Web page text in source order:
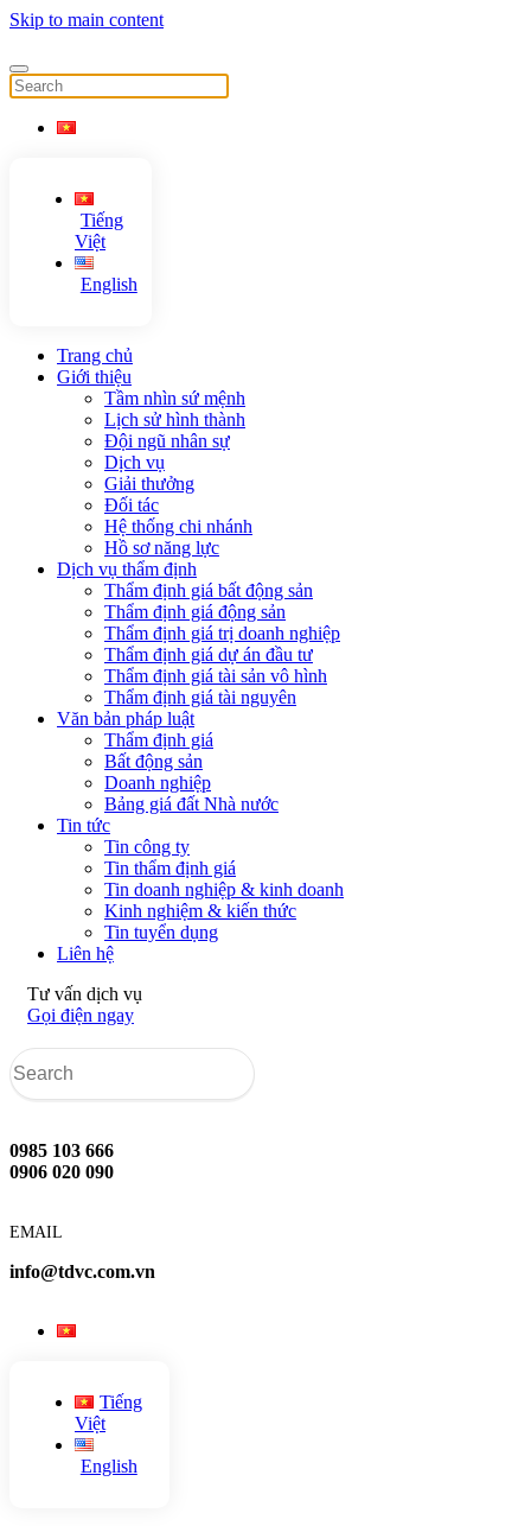
Skip to main content
Tiếng
Việt
English
Trang chủ
Giới thiệu
Tầm nhìn sứ mệnh
Lịch sử hình thành
Đội ngũ nhân sự
Dịch vụ
Giải thưởng
Đối tác
Hệ thống chi nhánh
Hồ sơ năng lực
Dịch vụ thẩm định
Thẩm định giá bất động sản
Thẩm định giá động sản
Thẩm định giá trị doanh nghiệp
Thẩm định giá dự án đầu tư
Thẩm định giá tài sản vô hình
Thẩm định giá tài nguyên
Văn bản pháp luật
Thẩm định giá
Bất động sản
Doanh nghiệp
Bảng giá đất Nhà nước
Tin tức
Tin công ty
Tin thẩm định giá
Tin doanh nghiệp & kinh doanh
Kinh nghiệm & kiến thức
Tin tuyển dụng
Liên hệ
Tư vấn dịch vụ
Gọi điện ngay
0985 103 666
0906 020 090
EMAIL
info@tdvc.com.vn
Tiếng
Việt
English